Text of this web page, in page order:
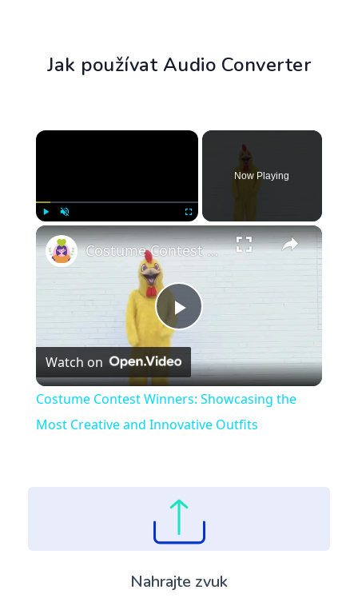
Jak používat Audio Converter
×
Fullscreen
Now Playing
×
Play
Video
Costume Contest Winners: Showcasing the Most Creative and Innovative Outfits
Watch on
Costume Contest Winners: Showcasing the
Most Creative and Innovative Outfits
Nahrajte zvuk